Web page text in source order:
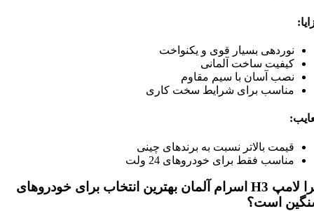
:
نوردهی بسیار قوی و یکنواخت
کیفیت ساخت آلمانی
نصب آسان با سیم مقاوم
مناسب برای شرایط سخت کاری
:
قیمت بالاتر نسبت به برندهای چینی
مناسب فقط برای خودروهای 24 ولت
لامپ
اسرام آلمان بهترین انتخاب برای خودروهای
است؟